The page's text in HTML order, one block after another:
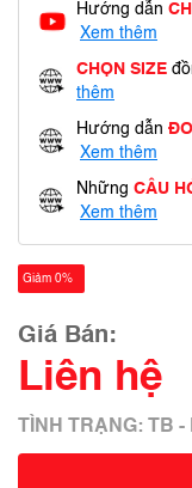
Hướng dẫn
Xem thêm
CHỌN SIZE
thêm
Hướng dẫn
Xem thêm
Những CÂU
Xem thêm
Giảm 0%
Giá Bán:
Liên hệ
TÌNH TRẠNG: TB